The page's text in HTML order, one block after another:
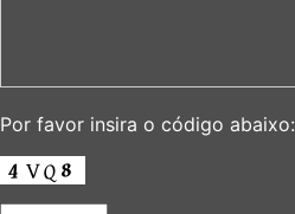
Por favor insira o código abaixo: